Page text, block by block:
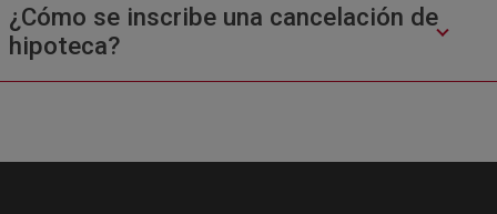
¿Cómo se inscribe una cancelación de
hipoteca?